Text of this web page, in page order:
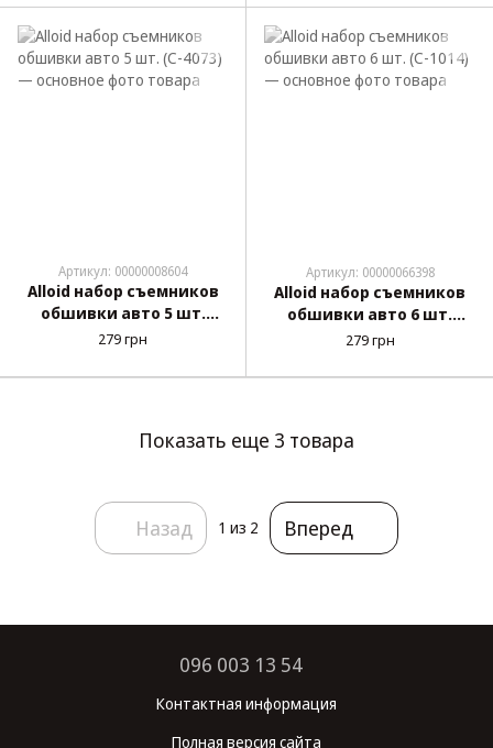
Артикул: 00000008604
Alloid набор съемников
обшивки авто 5 шт.
(С-4073)
279 грн
Артикул: 00000066398
Alloid набор съемников
обшивки авто 6 шт.
(С-1014)
279 грн
Показать еще 3 товара
Назад 1 из 2 Вперед
096 003 13 54
Контактная информация
Полная версия сайта